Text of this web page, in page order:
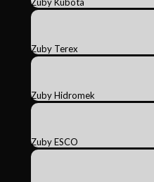
Zuby Terex
Zuby Hidromek
Zuby ESCO